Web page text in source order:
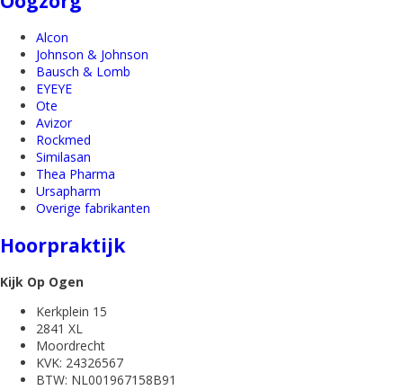
Alcon
Johnson & Johnson
Bausch & Lomb
EYEYE
Ote
Avizor
Rockmed
Similasan
Thea Pharma
Ursapharm
Overige fabrikanten
Hoorpraktijk
Kijk Op Ogen
Kerkplein 15
2841 XL
Moordrecht
KVK: 24326567
BTW: NL001967158B91